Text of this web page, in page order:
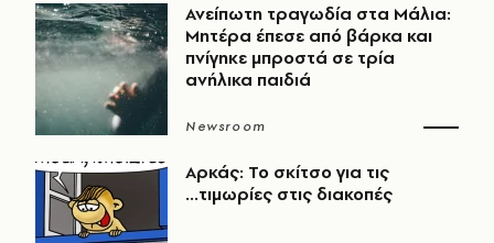
Ανείπωτη τραγωδία στα Μάλια:
Μητέρα έπεσε από βάρκα και
πνίγηκε μπροστά σε τρία
ανήλικα παιδιά
Newsroom
Αρκάς: Το σκίτσο για τις
...τιμωρίες στις διακοπές